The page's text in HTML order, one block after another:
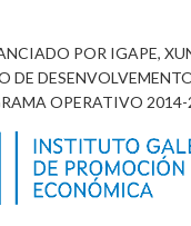
POR IGAPE,
DE
OPERATIVO